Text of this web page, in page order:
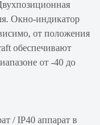
Окно-индикатор
от положения
обеспечивают
от -40 до
/ IP40 аппарат в